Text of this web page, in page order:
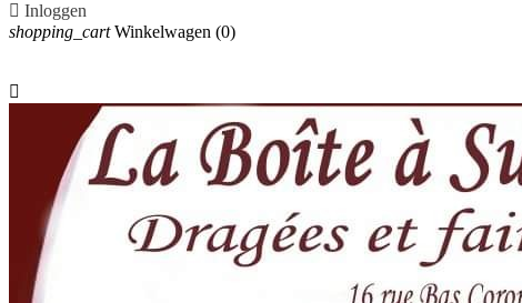
 Inloggen
shopping_cart Winkelwagen (0)
